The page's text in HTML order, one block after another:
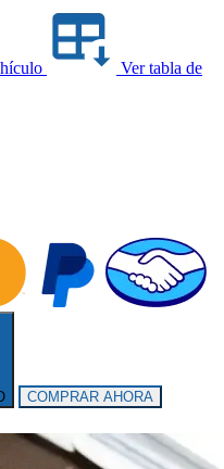
Ver tabla de
COMPRAR AHORA